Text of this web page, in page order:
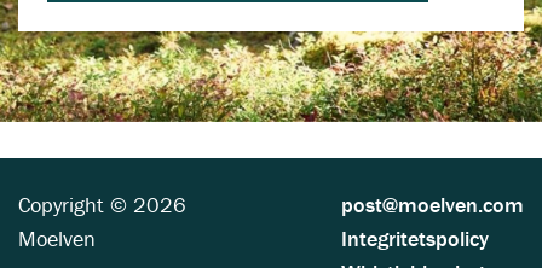
Copyright © 2026
Moelven
post@moelven.com
Integritetspolicy